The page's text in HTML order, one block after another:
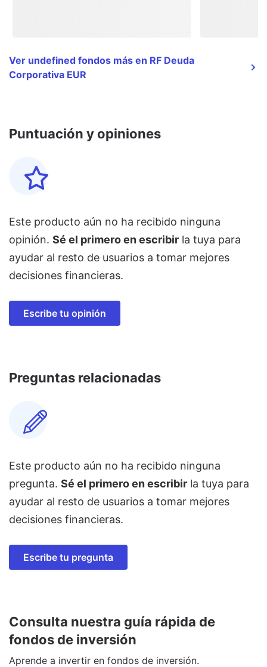
Ver undefined fondos más en RF Deuda
Corporativa EUR
Puntuación y opiniones
Este producto aún no ha recibido ninguna
opinión. Sé el primero en escribir la tuya para
ayudar al resto de usuarios a tomar mejores
decisiones financieras.
Escribe tu opinión
Preguntas relacionadas
Este producto aún no ha recibido ninguna
pregunta. Sé el primero en escribir la tuya para
ayudar al resto de usuarios a tomar mejores
decisiones financieras.
Escribe tu pregunta
Consulta nuestra guía rápida de
fondos de inversión
Aprende a invertir en fondos de inversión.